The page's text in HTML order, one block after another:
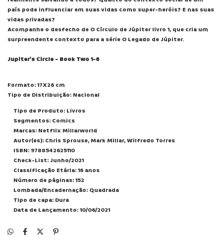
país pode influenciar em suas vidas como super-heróis? E nas suas
vidas privadas?
Acompanhe o desfecho de O Círculo de Júpiter livro 1, que cria um
surpreendente contexto para a série O Legado de Júpiter.
Jupiter's Circle - Book Two 1-6
Formato: 17X26 cm
Tipo de Distribuição: Nacional
Tipo de Produto: Livros
Segmentos: Comics
Marcas: Netflix Millarworld
Autor(es): Chris Sprouse, Mark Millar, Wilfredo Torres
ISBN: 9788542625110
Check-List: Junho/2021
Classificação Etária: 16 anos
Número de páginas: 152
Lombada/Encadernação: Quadrada
Tipo de capa: Dura
Data de Lançamento: 10/06/2021